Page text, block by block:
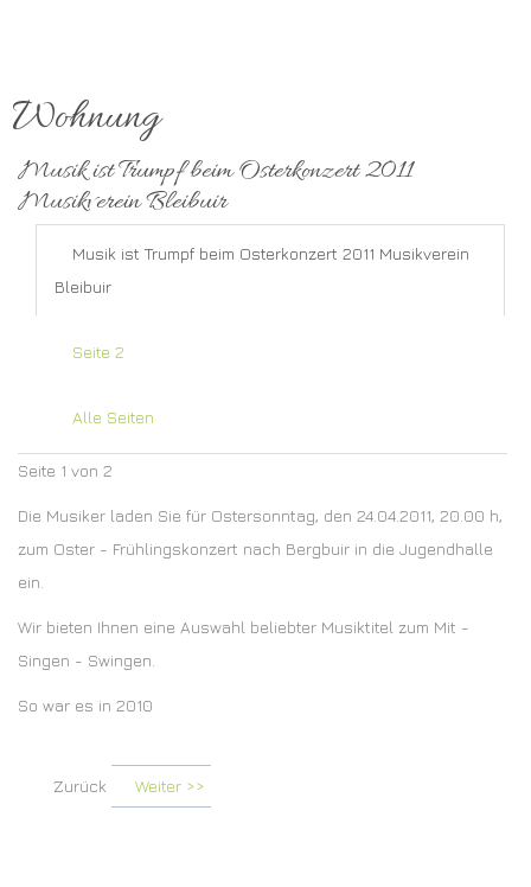
Wohnung
Musik ist Trumpf beim Osterkonzert 2011
Musikverein Bleibuir
Musik ist Trumpf beim Osterkonzert 2011 Musikverein
Bleibuir
Seite 2
Alle Seiten
Seite 1 von 2
Die Musiker laden Sie für Ostersonntag, den 24.04.2011, 20.00 h,
zum Oster - Frühlingskonzert nach Bergbuir in die Jugendhalle
ein.
Wir bieten Ihnen eine Auswahl beliebter Musiktitel zum Mit -
Singen - Swingen.
So war es in 2010
Zurück Weiter >>